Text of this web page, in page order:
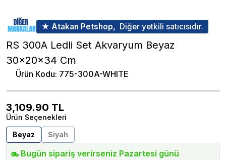
★ Atakan Petshop, Diğer yetkili satıcısıdır.
RS 300A Ledli Set Akvaryum Beyaz
30x20x34 Cm
Ürün Kodu: 775-300A-WHITE
3,109.90 TL
Ürün Seçenekleri
Beyaz
Siyah
Bugün sipariş verirseniz Pazartesi günü